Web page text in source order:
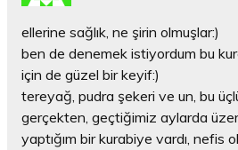
ellerine sağlık, ne şirin olmuşlar:)
ben de denemek istiyordum bu
için de güzel bir keyif:)
tereyağ, pudra şekeri ve un, bu
gerçekten, geçtiğimiz aylarda
yaptığım bir kurabiye vardı, nefis